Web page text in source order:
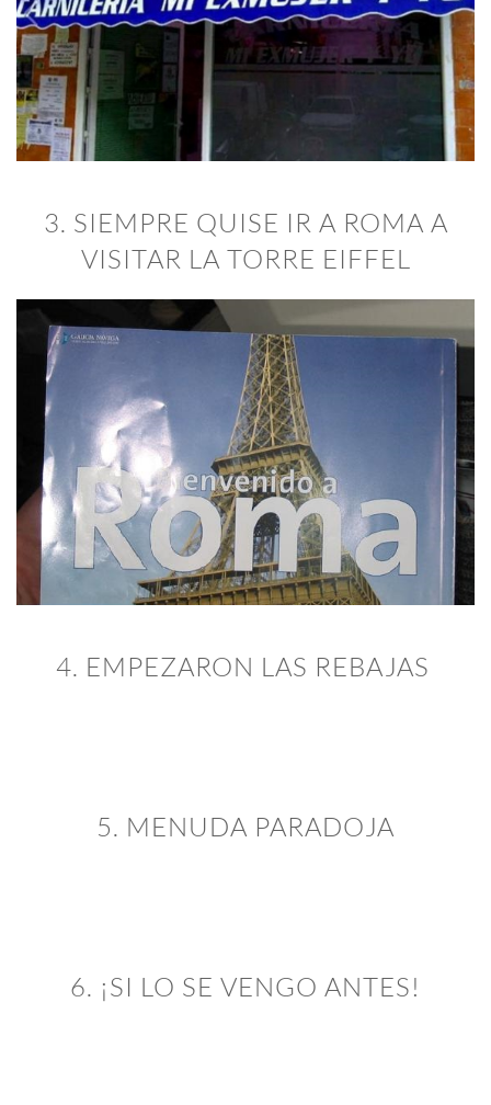
3. SIEMPRE QUISE IR A ROMA A
VISITAR LA TORRE EIFFEL
4. EMPEZARON LAS REBAJAS
5. MENUDA PARADOJA
6. ¡SI LO SE VENGO ANTES!